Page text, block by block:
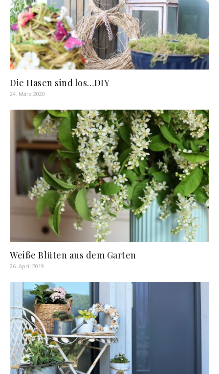
Die Hasen sind los…DIY
24. März 2020
Weiße Blüten aus dem Garten
26. April 2019